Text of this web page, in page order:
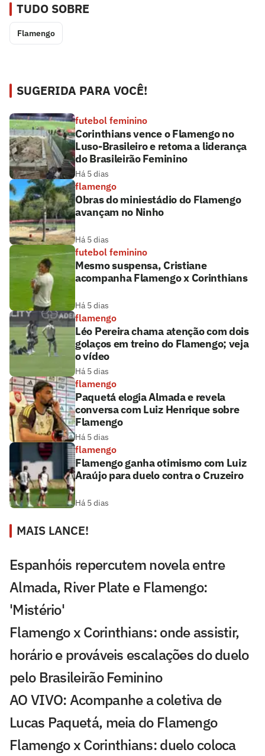
TUDO SOBRE
Flamengo
SUGERIDA PARA VOCÊ!
futebol feminino
Corinthians vence o Flamengo no
Luso-Brasileiro e retoma a liderança
do Brasileirão Feminino
Há 5 dias
flamengo
Obras do miniestádio do Flamengo
avançam no Ninho
Há 5 dias
futebol feminino
Mesmo suspensa, Cristiane
acompanha Flamengo x Corinthians
Há 5 dias
flamengo
Léo Pereira chama atenção com dois
golaços em treino do Flamengo; veja
o vídeo
Há 5 dias
flamengo
Paquetá elogia Almada e revela
conversa com Luiz Henrique sobre
Flamengo
Há 5 dias
flamengo
Flamengo ganha otimismo com Luiz
Araújo para duelo contra o Cruzeiro
Há 5 dias
MAIS LANCE!
Espanhóis repercutem novela entre
Almada, River Plate e Flamengo:
'Mistério'
Flamengo x Corinthians: onde assistir,
horário e prováveis escalações do duelo
pelo Brasileirão Feminino
AO VIVO: Acompanhe a coletiva de
Lucas Paquetá, meia do Flamengo
Flamengo x Corinthians: duelo coloca